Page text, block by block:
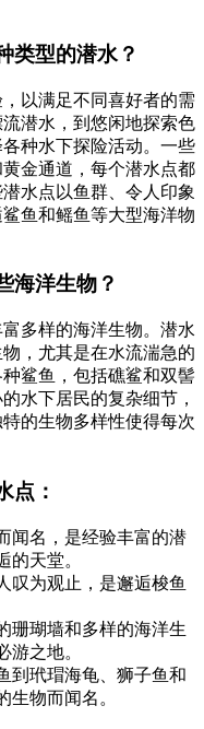
类型的潜水？
以满足不同喜好者的需
潜水，到悠闲地探索色
种水下探险活动。一些
金通道，每个潜水点都
水点以鱼群、令人印象
鱼和鳐鱼等大型海洋物
海洋生物？
多样的海洋生物。潜水
，尤其是在水流湍急的
鲨鱼，包括礁鲨和双髻
水下居民的复杂细节，
的生物多样性使得每次
点：
闻名，是经验丰富的潜
的天堂。
叹为观止，是邂逅梭鱼
珊瑚墙和多样的海洋生
游之地。
到玳瑁海龟、狮子鱼和
生物而闻名。